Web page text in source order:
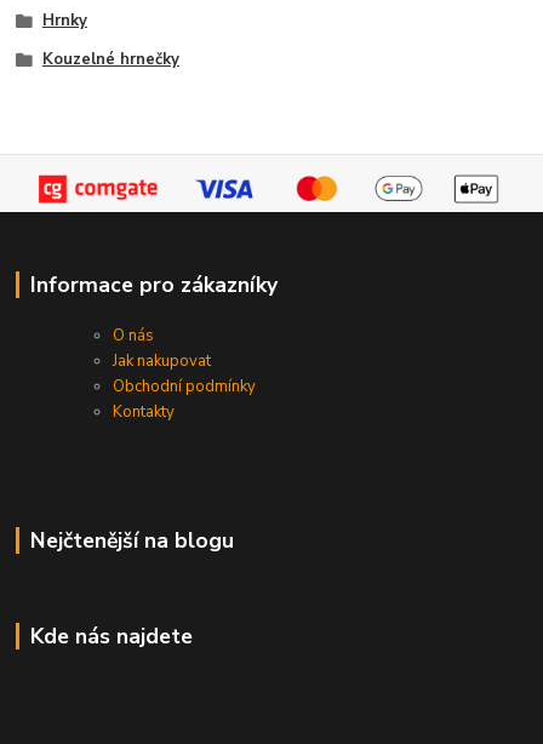
Hrnky
Kouzelné hrnečky
Informace pro zákazníky
O nás
Jak nakupovat
Obchodní podmínky
Kontakty
Nejčtenější na blogu
Kde nás najdete